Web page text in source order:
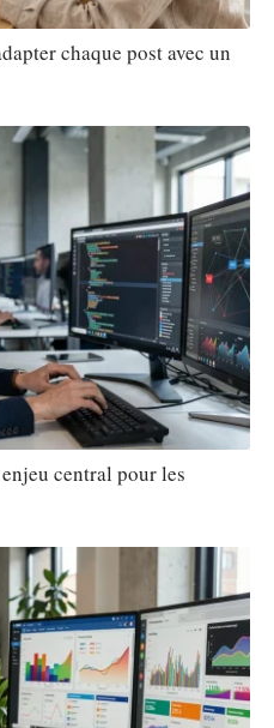
chaque post avec un
central pour les